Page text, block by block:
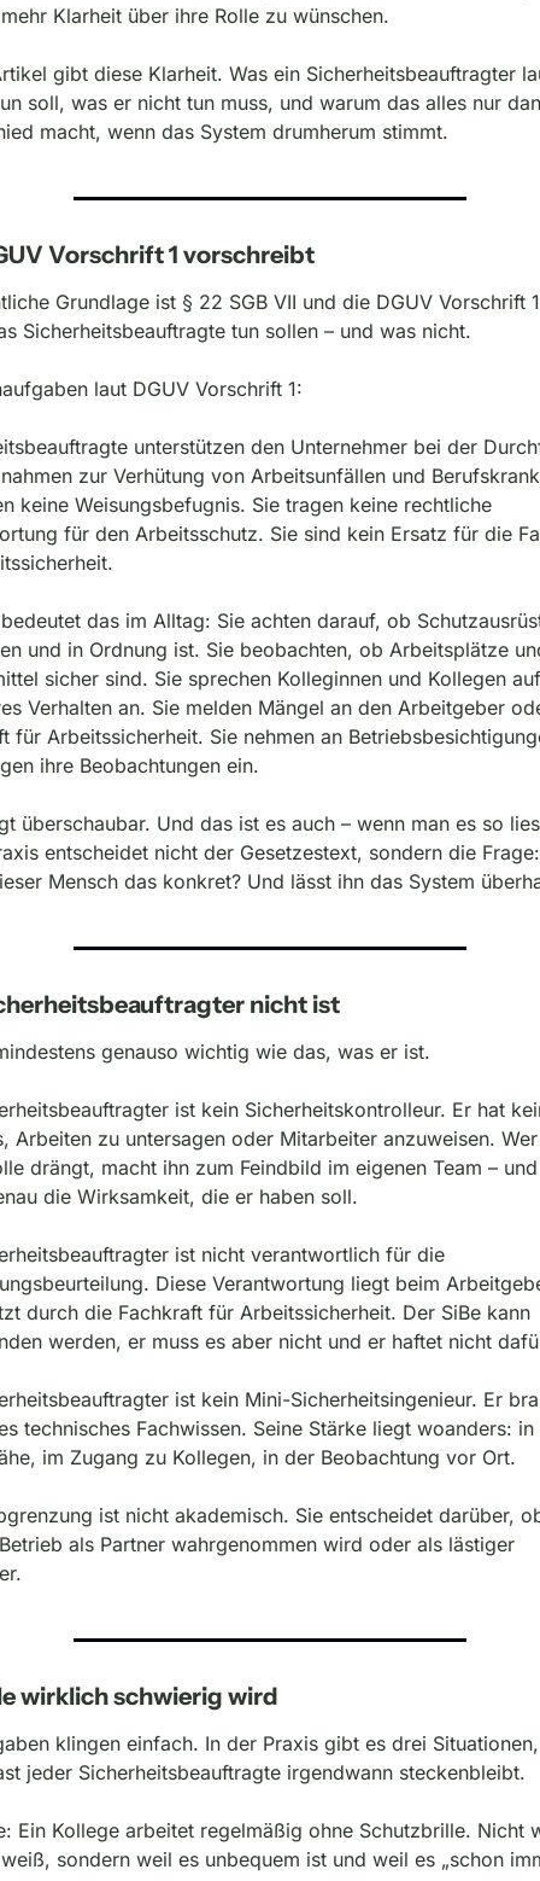
Klarheit über ihre Rolle zu wünschen.
gibt diese Klarheit. Was ein Sicherheitsbeauftragter
soll, was er nicht tun muss, und warum das alles nur
macht, wenn das System drumherum stimmt.
Vorschrift 1 vorschreibt
Grundlage ist § 22 SGB VII und die DGUV Vorschrift
Sicherheitsbeauftragte tun sollen – und was nicht.
laut DGUV Vorschrift 1:
unterstützen den Unternehmer bei der
zur Verhütung von Arbeitsunfällen und
keine Weisungsbefugnis. Sie tragen keine rechtliche
für den Arbeitsschutz. Sie sind kein Ersatz für die
das im Alltag: Sie achten darauf, ob
und in Ordnung ist. Sie beobachten, ob Arbeitsplätze
sicher sind. Sie sprechen Kolleginnen und Kollegen auf
Verhalten an. Sie melden Mängel an den Arbeitgeber
für Arbeitssicherheit. Sie nehmen an
ihre Beobachtungen ein.
überschaubar. Und das ist es auch – wenn man es so
entscheidet nicht der Gesetzestext, sondern die
Mensch das konkret? Und lässt ihn das System
nicht ist
genauso wichtig wie das, was er ist.
ist kein Sicherheitskontrolleur. Er hat
Arbeiten zu untersagen oder Mitarbeiter anzuweisen.
drängt, macht ihn zum Feindbild im eigenen Team –
die Wirksamkeit, die er haben soll.
ist nicht verantwortlich für die
Diese Verantwortung liegt beim
durch die Fachkraft für Arbeitssicherheit. Der SiBe kann
werden, er muss es aber nicht und er haftet nicht
ist kein Mini-Sicherheitsingenieur. Er
technisches Fachwissen. Seine Stärke liegt woanders: in
im Zugang zu Kollegen, in der Beobachtung vor Ort.
ist nicht akademisch. Sie entscheidet darüber,
als Partner wahrgenommen wird oder als lästiger
wirklich schwierig wird
klingen einfach. In der Praxis gibt es drei
jeder Sicherheitsbeauftragte irgendwann steckenbleibt.
Ein Kollege arbeitet regelmäßig ohne Schutzbrille. Nicht
sondern weil es unbequem ist und weil es „schon